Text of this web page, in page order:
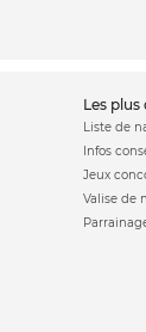
les
Liste de
Infos
Jeux
Valise de